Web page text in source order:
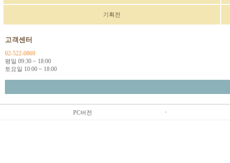
기획전
고객센터
02-522-0869
평일 09:30 ~ 18:00
토요일 10:00 ~ 18:00
PC버전